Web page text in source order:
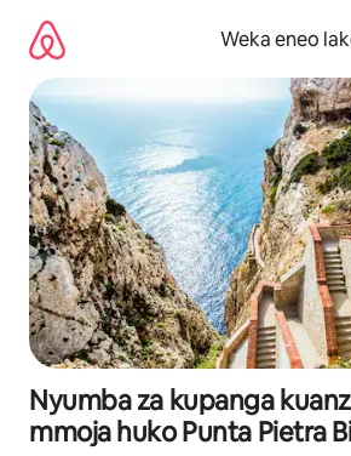
kwenda
kwenye
maudhui
Weka eneo
Nyumba za kupanga
mmoja huko Punta Pietra